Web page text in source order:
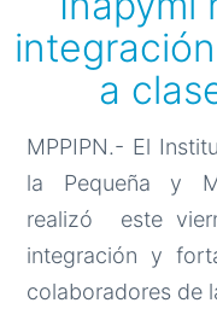
a
MPPIPN.- El
la Pequeña y
realizó este
integración y
colaboradores de